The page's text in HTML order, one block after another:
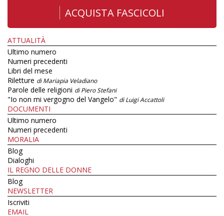
ACQUISTA FASCICOLI
ATTUALITÀ
Ultimo numero
Numeri precedenti
Libri del mese
Riletture di Mariapia Veladiano
Parole delle religioni di Piero Stefani
"Io non mi vergogno del Vangelo" di Luigi Accattoli
DOCUMENTI
Ultimo numero
Numeri precedenti
MORALIA
Blog
Dialoghi
IL REGNO DELLE DONNE
Blog
NEWSLETTER
Iscriviti
EMAIL